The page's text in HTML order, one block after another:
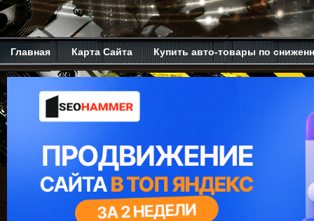
Главная Карта Сайта
Купить авто-товары по
Мой канал на Ютубе.
Обо мне. Рекомендую изучить.